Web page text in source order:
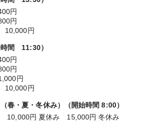
円
円
10,000円
間 11:30）
円
円
円
10,000円
春・夏・冬休み）（開始時間 8:00）
10,000円 夏休み 15,000円 冬休み